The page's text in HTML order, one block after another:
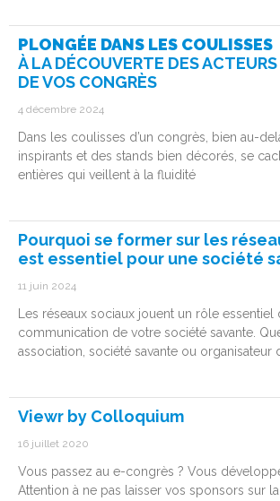
PLONGÉE DANS LES COULISSES
À LA DÉCOUVERTE DES
DE VOS CONGRÈS
4 décembre 2024
Dans les coulisses d’un congrès, bien au-
inspirants et des stands bien décorés, se
entières qui veillent à la fluidité
Pourquoi se former sur les
est essentiel pour une société
11 juin 2024
Les réseaux sociaux jouent un rôle essentiel
communication de votre société savante.
association, société savante ou organisateur
Viewr by Colloquium
16 juillet 2020
Vous passez au e-congrès ? Vous
Attention à ne pas laisser vos sponsors sur